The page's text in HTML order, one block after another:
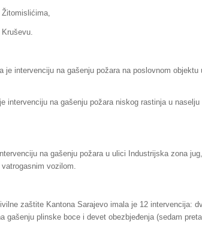
je intervenciju na gašenju požara na poslovnom objektu
intervenciju na gašenju požara niskog rastinja u naselju
na gašenju požara u ulici Industrijska zona
vozilom.
zaštite Kantona Sarajevo imala je 12 intervencija:
gašenju plinske boce i devet obezbjeđenja (sedam